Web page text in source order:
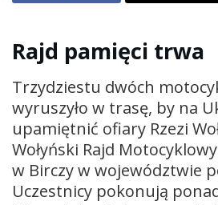
Rajd pamięci trwa
Trzydziestu dwóch
wyruszyło w trasę, by na
upamiętnić ofiary Rzezi
Wołyński Rajd
w Birczy w województwie
Uczestnicy pokonują